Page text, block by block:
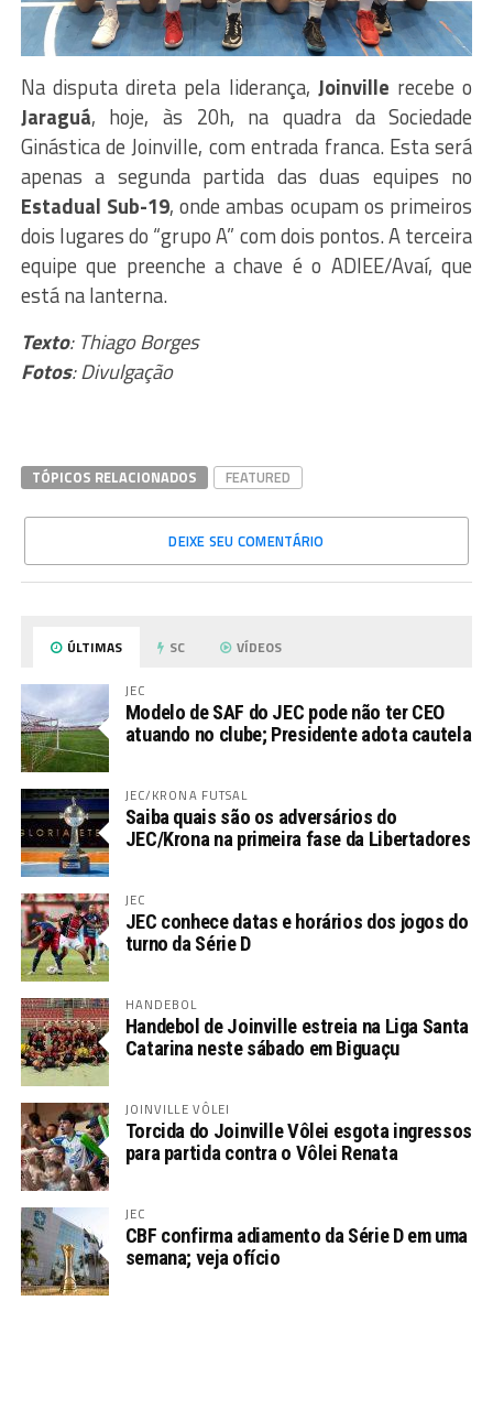
Na disputa direta pela liderança, Joinville recebe o
Jaraguá, hoje, às 20h, na quadra da Sociedade
Ginástica de Joinville, com entrada franca. Esta será
apenas a segunda partida das duas equipes no
Estadual Sub-19, onde ambas ocupam os primeiros
dois lugares do “grupo A” com dois pontos. A terceira
equipe que preenche a chave é o ADIEE/Avaí, que
está na lanterna.
Texto: Thiago Borges
Fotos: Divulgação
TÓPICOS RELACIONADOS FEATURED
DEIXE SEU COMENTÁRIO
ÚLTIMAS SC VÍDEOS
JEC
Modelo de SAF do JEC pode não ter CEO
atuando no clube; Presidente adota cautela
JEC/KRONA FUTSAL
Saiba quais são os adversários do
JEC/Krona na primeira fase da Libertadores
JEC
JEC conhece datas e horários dos jogos do
turno da Série D
HANDEBOL
Handebol de Joinville estreia na Liga Santa
Catarina neste sábado em Biguaçu
JOINVILLE VÔLEI
Torcida do Joinville Vôlei esgota ingressos
para partida contra o Vôlei Renata
JEC
CBF confirma adiamento da Série D em uma
semana; veja ofício